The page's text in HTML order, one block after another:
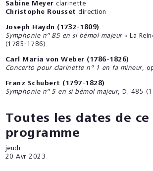
Sabine Meyer clarinette
Christophe Rousset direction
Joseph Haydn (1732-1809)
Symphonie nº 85 en si bémol majeur « La
(1785-1786)
Carl Maria von Weber (1786-1826)
Concerto pour clarinette nº 1 en fa mineur,
Franz Schubert (1797-1828)
Symphonie nº 5 en si bémol majeur, D. 485
Toutes les dates de ce
programme
jeudi
20 Avr 2023